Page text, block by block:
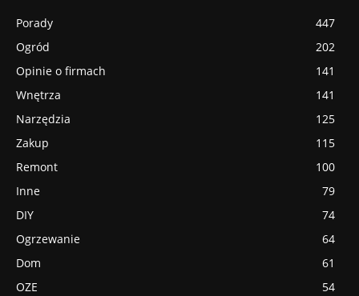
Porady
447
Ogród
202
Opinie o firmach
141
Wnętrza
141
Narzędzia
125
Zakup
115
Remont
100
Inne
79
DIY
74
Ogrzewanie
64
Dom
61
OZE
54